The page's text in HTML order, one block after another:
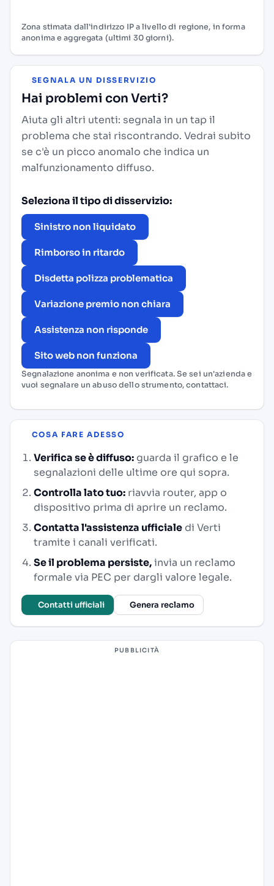
Zona stimata dall'indirizzo IP a livello di regione, in forma
anonima e aggregata (ultimi 30 giorni).
SEGNALA UN DISSERVIZIO
Hai problemi con Verti?
Aiuta gli altri utenti: segnala in un tap il
problema che stai riscontrando. Vedrai subito
se c'è un picco anomalo che indica un
malfunzionamento diffuso.
Seleziona il tipo di disservizio:
Sinistro non liquidato
Rimborso in ritardo
Disdetta polizza problematica
Variazione premio non chiara
Assistenza non risponde
Sito web non funziona
Segnalazione anonima e non verificata. Se sei un'azienda e
vuoi segnalare un abuso dello strumento,contattaci.
COSA FARE ADESSO
Verifica se è diffuso:guarda il grafico e le
segnalazioni delle ultime ore qui sopra.
Controlla lato tuo: riavvia router, app o
dispositivo prima di aprire un reclamo.
Contatta l'assistenza ufficialedi Verti
tramite i canali verificati.
Se il problema persiste,invia un reclamo
formale via PEC per dargli valore legale.
Contatti ufficiali Genera reclamo
PUBBLICITÀ